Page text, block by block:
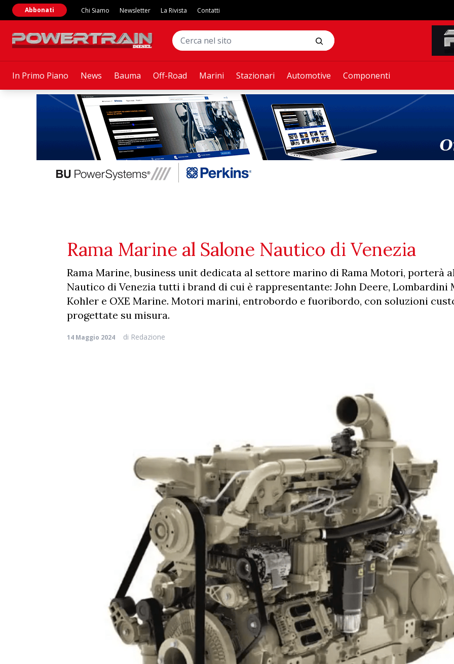
In Primo Piano News Bauma Off-Road Marini Stazionari Automotive Componenti
Abbonati Chi Siamo Newsletter La Rivista Contatti
Rama Marine al Salone Nautico di Venezia
Rama Marine, business unit dedicata al settore marino di Rama Motori, porterà
Nautico di Venezia tutti i brand di cui è rappresentante: John Deere, Lombardini
Kohler e OXE Marine. Motori marini, entrobordo e fuoribordo, con soluzioni
progettate su misura.
14 Maggio 2024 di Redazione